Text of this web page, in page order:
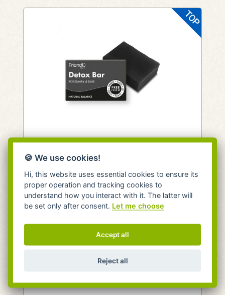
Friendly Soap Detoxikační mýdlo
Friendly Soap
Pro problematickou pleť.
skladem 12 kusů
Expedujeme do 24 hodin.
Do 24h na pobočce Praha.
🍪 We use cookies!
Hi, this website uses essential cookies to ensure its
proper operation and tracking cookies to
understand how you interact with it. The latter will
be set only after consent. Let me choose
Accept all
Reject all